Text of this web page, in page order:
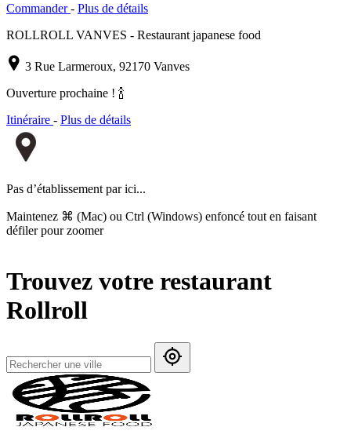
Commander- Plus de détails
ROLLROLL VANVES - Restaurant japanese food
3 Rue Larmeroux, 92170 Vanves
Ouverture prochaine ! 🍾
Itinéraire - Plus de détails
Pas d’établissement par ici...
Maintenez ⌘ (Mac) ou Ctrl (Windows) enfoncé tout en faisant
défiler pour zoomer
Trouvez votre restaurant
Rollroll